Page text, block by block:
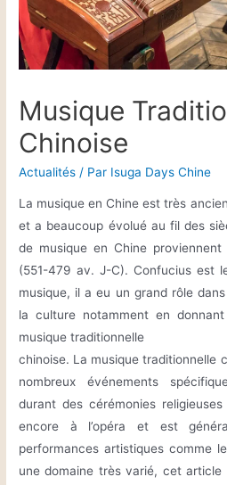
Musique
Chinoise
Actualités / Par Isuga Days Chine
La musique en Chine est très
et a beaucoup évolué au fil des
de musique en Chine proviennent
(551-479 av. J-C). Confucius est
musique, il a eu un grand rôle
la culture notamment en
musique traditionnelle
chinoise. La musique traditionnelle
nombreux événements
durant des cérémonies
encore à l’opéra et est
performances artistiques comme
une domaine très varié, cet article